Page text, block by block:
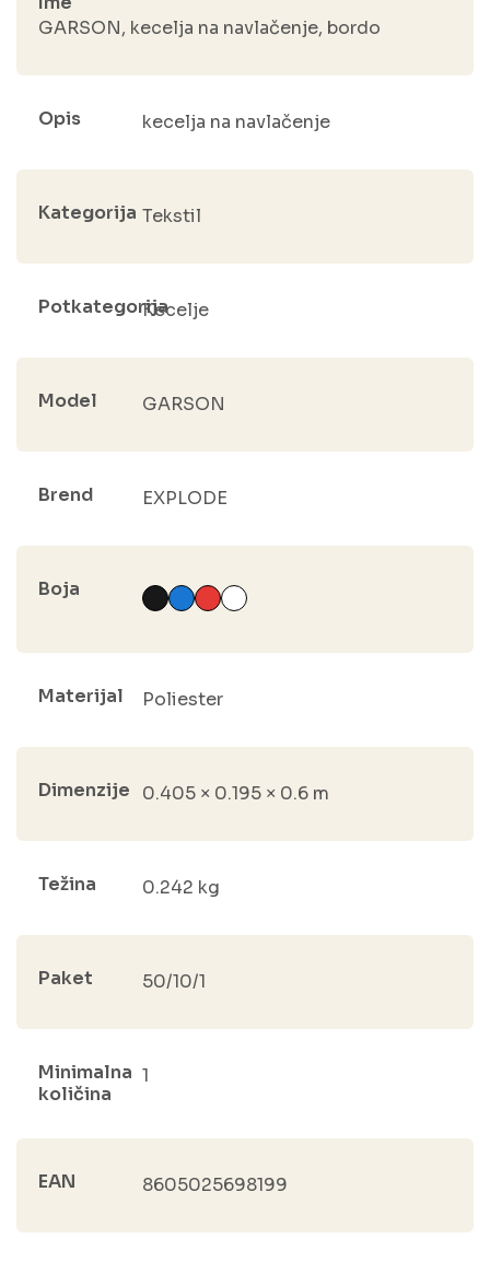
GARSON, kecelja na navlačenje, bordo
Opis kecelja na navlačenje
Kategorija Tekstil
PotkategorijaKecelje
Model GARSON
Brend EXPLODE
Boja
Materijal Poliester
Dimenzije 0.405 × 0.195 × 0.6 m
Težina 0.242 kg
Paket 50/10/1
Minimalna
količina
1
EAN 8605025698199